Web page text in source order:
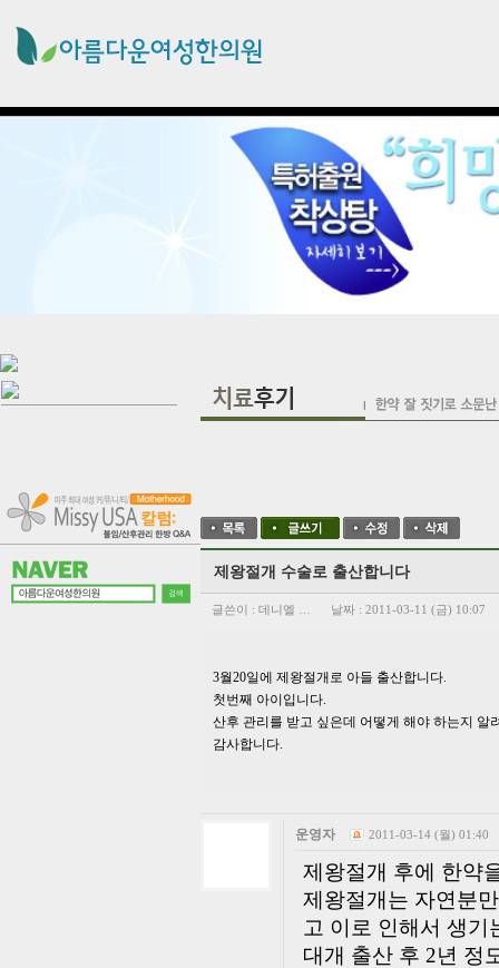
제왕절개 수술로 출산합니다
글쓴이 : 데니엘 … 날짜 : 2011-03-11 (금) 10:07
3월20일에 제왕절개로 아들 출산합니다.
첫번째 아이입니다.
산후 관리를 받고 싶은데 어떻게 해야 하는지 알
감사합니다.
운영자 2011-03-14 (월) 01:40
제왕절개 후에 한약
제왕절개는 자연분
고 이로 인해서 생기
대개 출산 후 2년 정